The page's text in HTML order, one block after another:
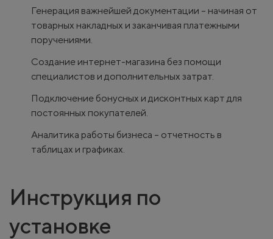
Генерация важнейшей документации – начиная от
товарных накладных и заканчивая платежными
поручениями.
Создание интернет-магазина без помощи
специалистов и дополнительных затрат.
Подключение бонусных и дисконтных карт для
постоянных покупателей.
Аналитика работы бизнеса – отчетность в
таблицах и графиках.
Инструкция по
установке